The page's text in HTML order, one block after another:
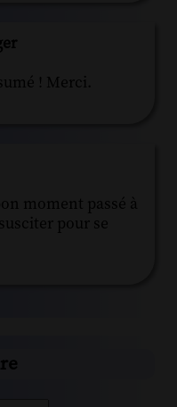
! Merci.
moment passé à
pour se